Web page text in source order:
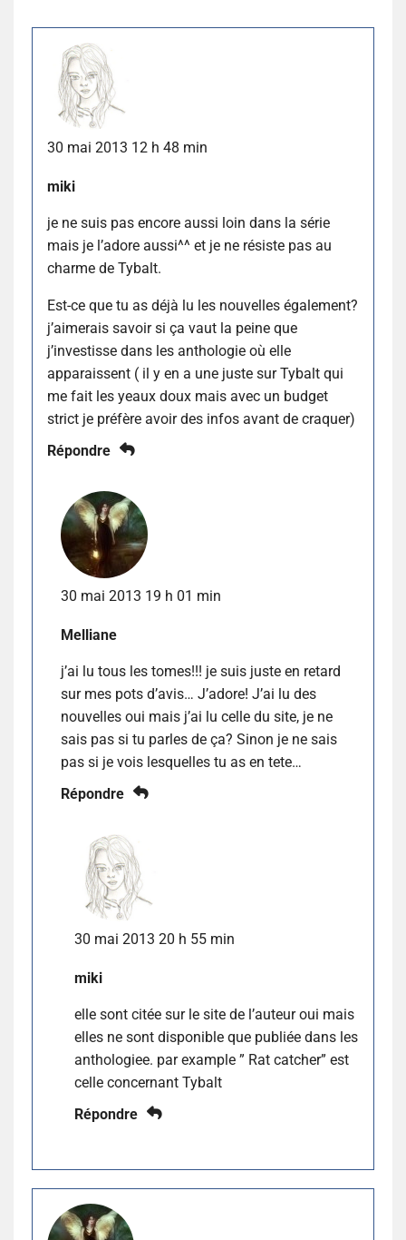
30 mai 2013 12 h 48 min
miki
je ne suis pas encore aussi loin dans la série
mais je l’adore aussi^^ et je ne résiste pas au
charme de Tybalt.
Est-ce que tu as déjà lu les nouvelles également?
j’aimerais savoir si ça vaut la peine que
j’investisse dans les anthologie où elle
apparaissent ( il y en a une juste sur Tybalt qui
me fait les yeaux doux mais avec un budget
strict je préfère avoir des infos avant de craquer)
Répondre
30 mai 2013 19 h 01 min
Melliane
j’ai lu tous les tomes!!! je suis juste en retard
sur mes pots d’avis… J’adore! J’ai lu des
nouvelles oui mais j’ai lu celle du site, je ne
sais pas si tu parles de ça? Sinon je ne sais
pas si je vois lesquelles tu as en tete…
Répondre
30 mai 2013 20 h 55 min
miki
elle sont citée sur le site de l’auteur oui mais
elles ne sont disponible que publiée dans les
anthologiee. par example ” Rat catcher” est
celle concernant Tybalt
Répondre